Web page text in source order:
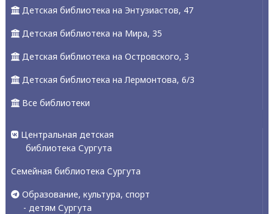
Детская библиотека на Энтузиастов, 47
Детская библиотека на Мира, 35
Детская библиотека на Островского, 3
Детская библиотека на Лермонтова, 6/3
Все библиотеки
Центральная детская
библиотека Сургута
Семейная библиотека Сургута
Образование, культура, спорт
- детям Сургута